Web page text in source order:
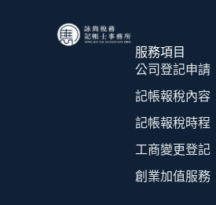
服務項目
公司登記申請
記帳報稅內容
記帳報稅時程
工商變更登記
創業加值服務